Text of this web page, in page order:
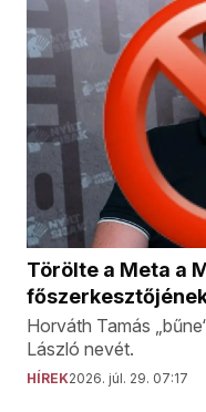
Törölte a Meta a
Horváth Tamás
László nevét.
HÍREK2026. júl. 29. 07:17